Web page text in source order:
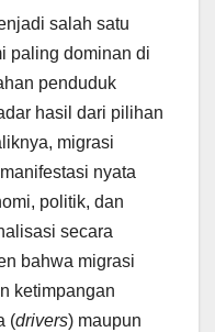
salah satu
paling dominan di
penduduk
hasil dari pilihan
migrasi
nyata
politik, dan
secara
bahwa migrasi
ketimpangan
(drivers) maupun